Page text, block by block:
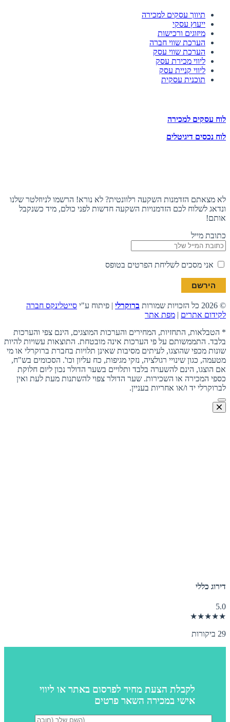
תיווך עסקים למכירה
ייעוץ עסקי
מיזוגים ורכישות
הערכת שווי חברה
הערכת שווי עסק
ליווי מכירת עסק
ליווי קניית עסק
תוכנית עסקית
לוח עסקים למכירה
לוח נכסים דיגיטלים
לא מצאתם הזדמנות השקעה רלוונטית? לא נורא! הרשמו לניוזלטר שלנו
ונדאג לשלוח לכם הזדמנויות השקעה חדשות לפני כולם, מיד כשנקבל
אותם!
כתובת מייל
אני מסכים לשליחת הפרטים בטופס
© 2026 כל הזכויות שמורות ברוקרלי | פיתוח ע"י סייטלינקס חברה
לקידום אתרים | מפת אתר
* הטבלאות, התחזיות, המחירים והערכות המוצגים, הינם צפי והערכות
בלבד. התממשותם על פי הערכות אינה מובטחת. התוצאות עשויות להיות
שונות מכפי שהוצגו, לעיתים מסיבות שאינן תלויות בחברת ברוקרלי או מי
מטעמה, כגון שינויי רגולציה, נזקי מגיפות, כח עליון וכו'. הסכומים בש"ח,
אם הוצגו, הינם להשערה בלבד ותלויים בשער הדולר נכון ליום חלוקת
כספי המכירה או השכירות. שער הדולר צפוי להשתנות מעת לעת ואין
לברוקרלי יד ו/או אחריות בעניין.
דירוג כללי
5.0
★★★★★
29 ביקורות
לקבלת הצעת מחיר לפרסום באתר או ליווי
אישי במכירה השאר פרטים